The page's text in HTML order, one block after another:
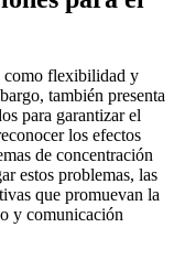
como flexibilidad y
también presenta
para garantizar el
los efectos
de concentración
estos problemas, las
que promuevan la
y comunicación